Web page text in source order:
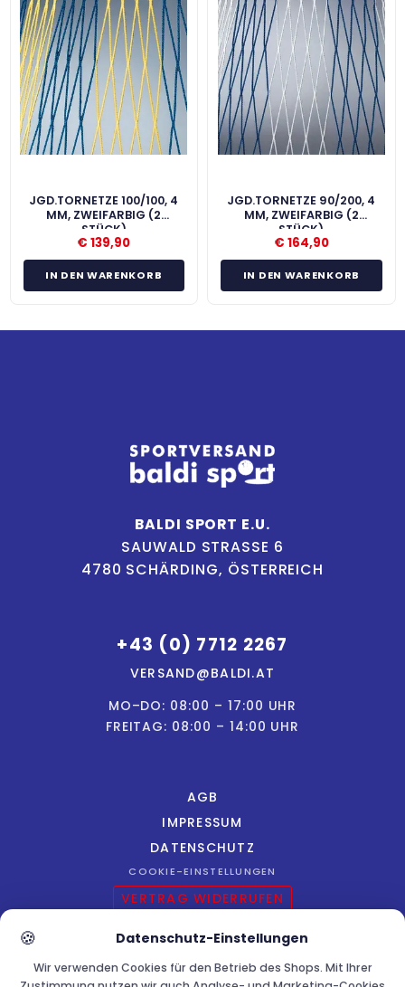
JGD.TORNETZE 100/100, 4
MM, ZWEIFARBIG (2
STÜCK)
€ 139,90
IN DEN WARENKORB
JGD.TORNETZE 90/200, 4
MM, ZWEIFARBIG (2
STÜCK)
€ 164,90
IN DEN WARENKORB
BALDI SPORT E.U.
SAUWALD STRASSE 6
4780 SCHÄRDING, ÖSTERREICH
+43 (0) 7712 2267
VERSAND@BALDI.AT
MO–DO: 08:00 – 17:00 UHR
FREITAG: 08:00 – 14:00 UHR
AGB
IMPRESSUM
DATENSCHUTZ
COOKIE-EINSTELLUNGEN
VERTRAG WIDERRUFEN
🍪 Datenschutz-Einstellungen
Wir verwenden Cookies für den Betrieb des Shops. Mit Ihrer